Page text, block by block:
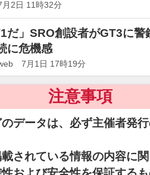
2日 11時32分
だ」SRO創設者がGT3に
に危機感
7月1日 17時19分
注意事項
データは、必ず主催者発
されている情報の内容に